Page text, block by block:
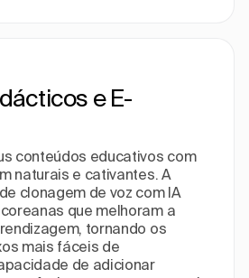
e E-
conteúdos educativos com
naturais e cativantes. A
clonagem de voz com IA
que melhoram a
tornando os
mais fáceis de
de adicionar